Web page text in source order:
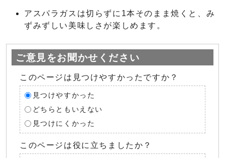
アスパラガスは切らずに1本そのまま焼くと、み
ずみずしい美味しさが楽しめます。
ご意見をお聞かせください
このページは見つけやすかったですか？
見つけやすかった
どちらともいえない
見つけにくかった
このページは役に立ちましたか？